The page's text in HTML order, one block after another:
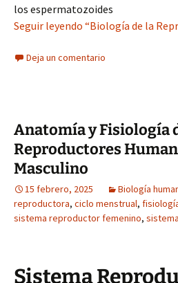
los espermatozoides
Seguir leyendo “Biología de la
Deja un comentario
Anatomía y Fisiología
Reproductores
Masculino
15 febrero, 2025 Biología
reproductora, ciclo menstrual,
sistema reproductor femenino,
Sistema